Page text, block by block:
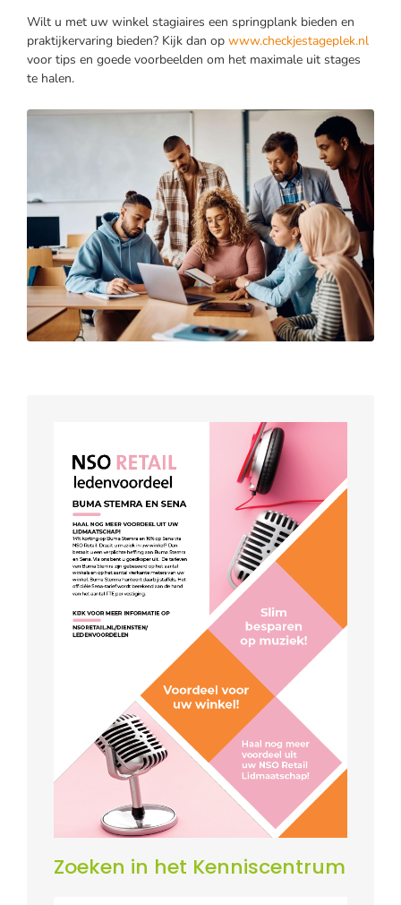
Wilt u met uw winkel stagiaires een springplank bieden en
praktijkervaring bieden? Kijk dan op www.checkjestageplek.nl
voor tips en goede voorbeelden om het maximale uit stages
te halen.
Zoeken in het Kenniscentrum